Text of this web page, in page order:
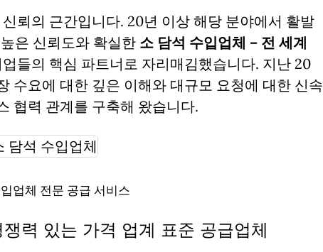
뢰의 근간입니다. 20년 이상 해당 분야에서 활발
은 신뢰도와 확실한 소 담석 수입업체 – 전 세계
들의 핵심 파트너로 자리매김했습니다. 지난 20
수요에 대한 깊은 이해와 대규모 요청에 대한 신속
협력 관계를 구축해 왔습니다.
업체 전문 공급 서비스
력 있는 가격 업계 표준 공급업체